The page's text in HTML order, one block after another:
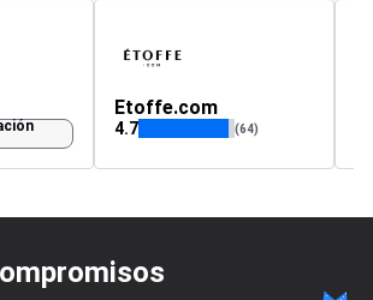
Etoffe.com
4.7 (64)